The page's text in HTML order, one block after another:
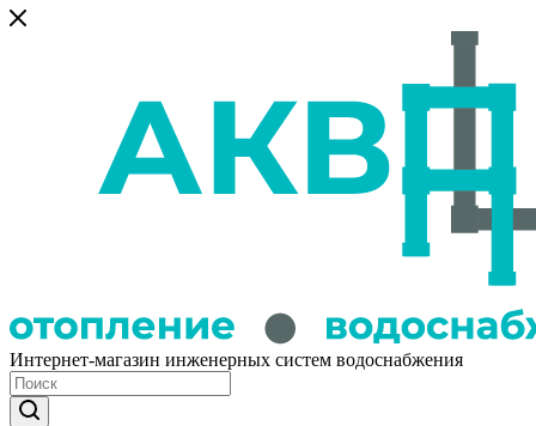
Интернет-магазин инженерных систем водоснабжения